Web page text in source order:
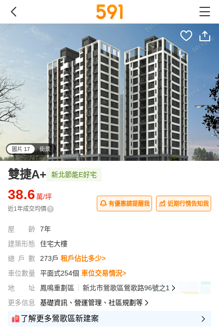
圖片 17 街景
雙捷A+ 新北節能E好宅
38.6萬/坪
近1年成交均價
有優惠請提醒我 近期行情告知我
屋齡
7年
建築形態
住宅大樓
總戶數
273戶 租戶佔比多少>
車位數量
平面式254個 車位交易情況>
地址
鳳鳴重劃區
新北市鶯歌區鶯歌路96號之1
更多信息
基礎資訊、營運管理、社區規劃等
了解更多鶯歌區新建案